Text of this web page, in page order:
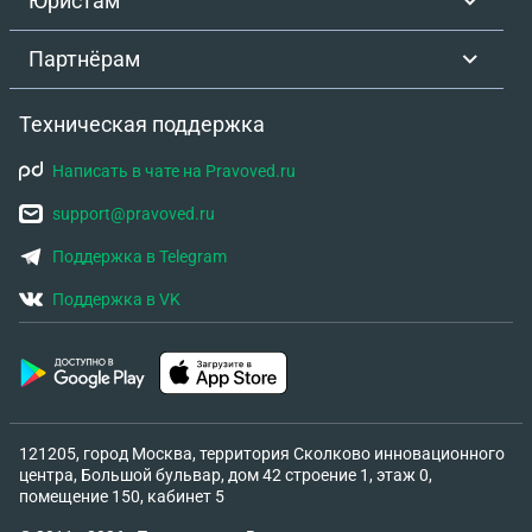
Партнёрам
Техническая поддержка
Написать в чате на Pravoved.ru
support@pravoved.ru
Поддержка в Telegram
Поддержка в VK
121205, город Москва, территория Сколково инновационного
центра, Большой бульвар, дом 42 строение 1, этаж 0,
помещение 150, кабинет 5